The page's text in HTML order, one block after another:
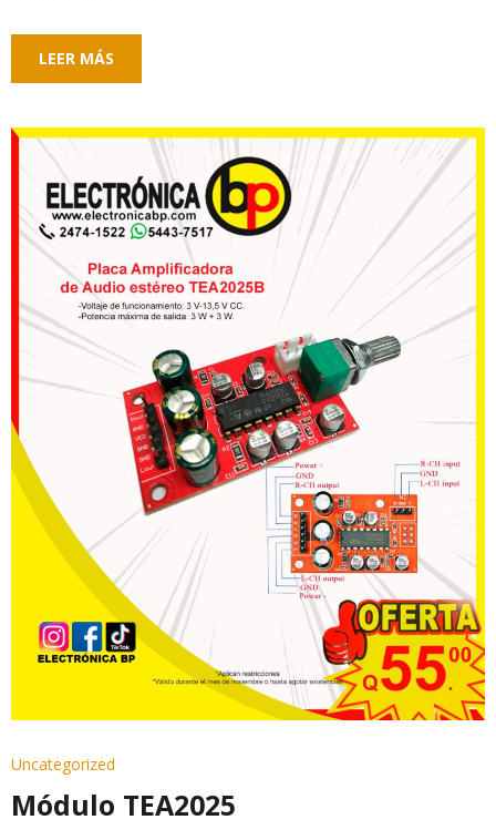
LEER MÁS
Uncategorized
Módulo TEA2025